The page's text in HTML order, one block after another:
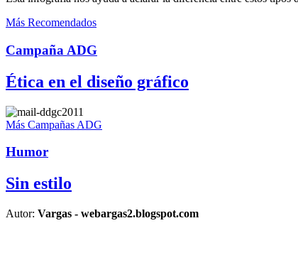
Más Recomendados
Campaña ADG
Ética en el diseño gráfico
Más Campañas ADG
Humor
Sin estilo
Autor: Vargas - webargas2.blogspot.com